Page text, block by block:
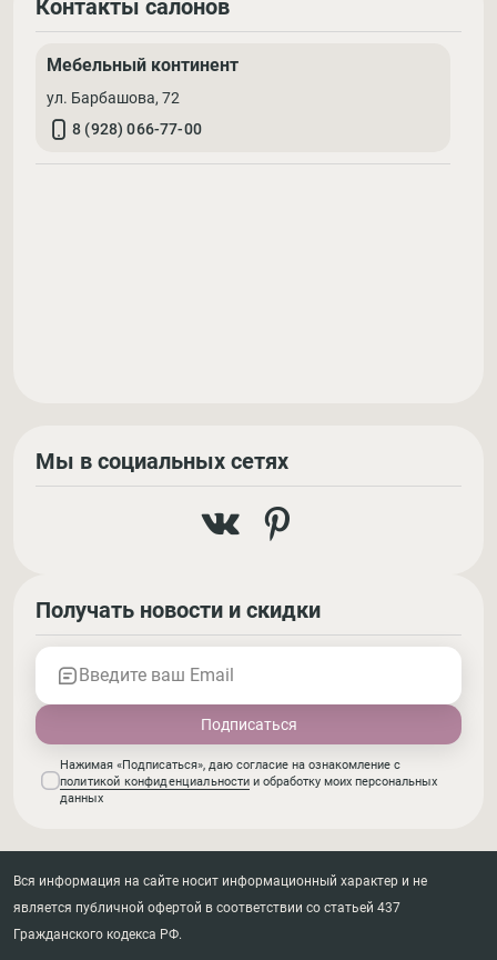
Контакты салонов
Мебельный континент
ул. Барбашова, 72
8 (928) 066-77-00
Мы в социальных сетях
Получать новости и скидки
Введите ваш Email
Нажимая «Подписаться», даю согласие на ознакомление с
политикой конфиденциальности и обработку моих персональных
данных
Вся информация на сайте носит информационный характер и не
является публичной офертой в соответствии со статьей 437
Гражданского кодекса РФ.